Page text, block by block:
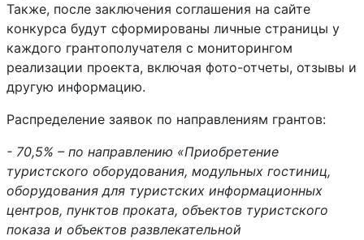
Также, после заключения соглашения на сайте
конкурса будут сформированы личные страницы у
каждого грантополучателя с мониторингом
реализации проекта, включая фото-отчеты, отзывы и
другую информацию.
Распределение заявок по направлениям грантов:
- 70,5% – по направлению «Приобретение
туристского оборудования, модульных гостиниц,
оборудования для туристских информационных
центров, пунктов проката, объектов туристского
показа и объектов развлекательной